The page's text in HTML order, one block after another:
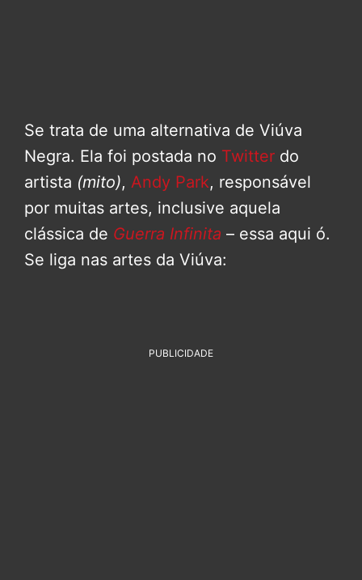
Se trata de uma alternativa de Viúva
Negra. Ela foi postada no Twitter do
artista (mito), Andy Park, responsável
por muitas artes, inclusive aquela
clássica de Guerra Infinita – essa aqui ó.
Se liga nas artes da Viúva:
PUBLICIDADE